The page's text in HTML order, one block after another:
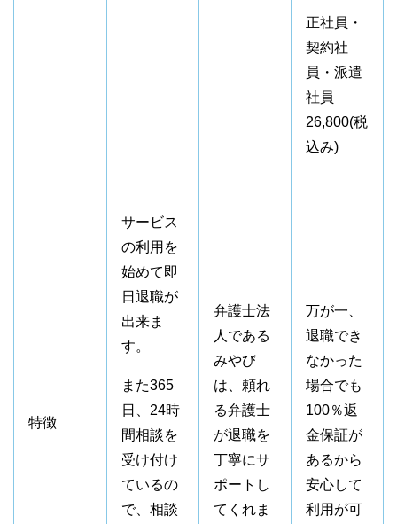
正社員・
契約社
員・派遣
社員
26,800(税
込み)
特徴
サービス
の利用を
始めて即
日退職が
出来ま
す。
また365
日、24時
間相談を
受け付け
ているの
で、相談
弁護士法
人である
みやび
は、頼れ
る弁護士
が退職を
丁寧にサ
ポートし
てくれま
万が一、
退職でき
なかった
場合でも
100％返
金保証が
あるから
安心して
利用が可